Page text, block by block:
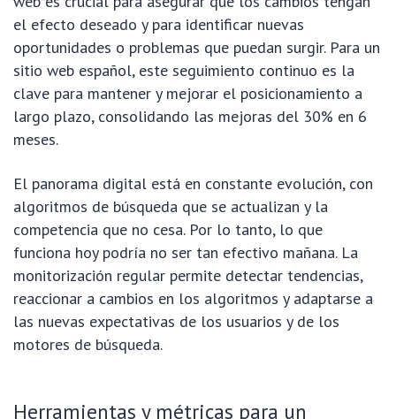
el efecto deseado y para identificar nuevas
oportunidades o problemas que puedan surgir. Para un
sitio web español, este seguimiento continuo es la
clave para mantener y mejorar el posicionamiento a
largo plazo, consolidando las mejoras del 30% en 6
meses.
El panorama digital está en constante evolución, con
algoritmos de búsqueda que se actualizan y la
competencia que no cesa. Por lo tanto, lo que
funciona hoy podría no ser tan efectivo mañana. La
monitorización regular permite detectar tendencias,
reaccionar a cambios en los algoritmos y adaptarse a
las nuevas expectativas de los usuarios y de los
motores de búsqueda.
Herramientas y métricas para un